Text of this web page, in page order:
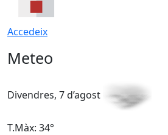
Accedeix
Meteo
Divendres, 7 d’agost
T.Màx: 34°